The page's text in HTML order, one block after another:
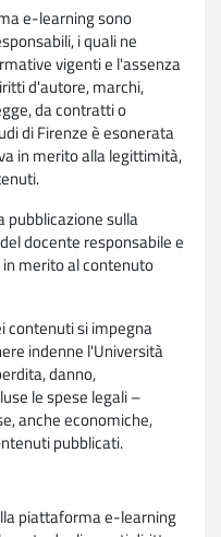
e-learning sono
i quali ne
vigenti e l'assenza
d'autore, marchi,
da contratti o
di Firenze è esonerata
in merito alla legittimità,
pubblicazione sulla
docente responsabile e
merito al contenuto
contenuti si impegna
indenne l'Università
danno,
le spese legali –
anche economiche,
pubblicati.
piattaforma e-learning